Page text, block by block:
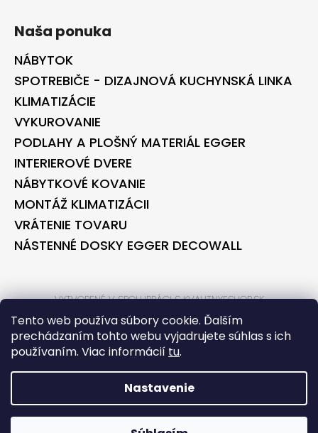
Tento web používa súbory cookie. Ďalším
prechádzaním tohto webu vyjadrujete súhlas s ich
používaním. Viac informácií tu.
Nastavenie
Naša ponuka
NÁBYTOK
SPOTREBIČE - DIZAJNOVÁ KUCHYNSKÁ LINKA
KLIMATIZÁCIE
VYKUROVANIE
PODLAHY A PLOŠNÝ MATERIÁL EGGER
INTERIEROVÉ DVERE
NÁBYTKOVÉ KOVANIE
MONTÁŽ KLIMATIZÁCII
VRÁTENIE TOVARU
NÁSTENNÉ DOSKY EGGER DECOWALL
VYTVORENÉ V SPOLUPRÁCI S KVALITNYESHOP.SK
VYTVORENÉ V SPOLUPRÁCI S BONTEC.SK
VYTVORIL SHOPTET
BONTECSHOP. VŠETKY PRÁVA VYHRADENÉ.
*** PARTNER PRE STAVEBNÉ